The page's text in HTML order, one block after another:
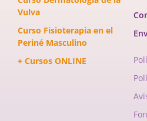
Vulva
Curso Fisioterapia en el
Periné Masculino
+ Cursos ONLINE